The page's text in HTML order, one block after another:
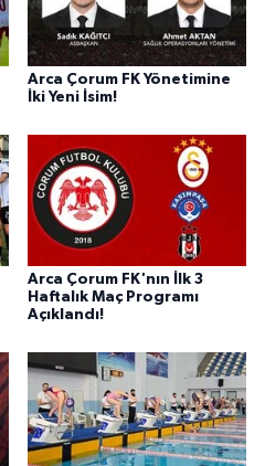
Arca Çorum FK Yönetimine
İki Yeni İsim!
Arca Çorum FK'nın İlk 3
Haftalık Maç Programı
Açıklandı!